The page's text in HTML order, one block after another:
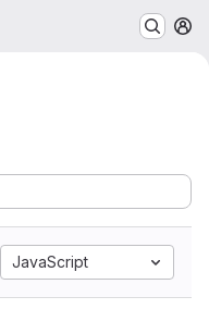
JavaScript